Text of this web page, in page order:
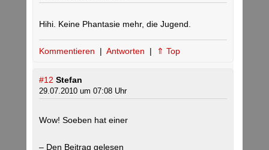
Hihi. Keine Phantasie mehr, die Jugend.
Kommentieren | Antworten | ⇑ Top
#12 Stefan
29.07.2010 um 07:08 Uhr
Wow! Soeben hat einer
– Den Beitrag gelesen